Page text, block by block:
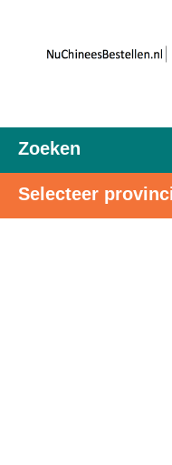
Zoeken
Selecteer